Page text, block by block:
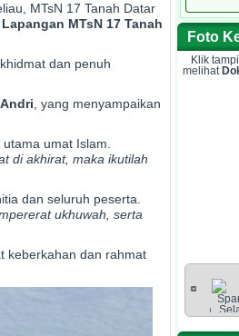
MTsN 17 Tanah Datar
Lapangan MTsN 17 Tanah
dan penuh
, yang menyampaikan
umat Islam.
di akhirat, maka ikutilah
dan seluruh peserta.
ukhuwah, serta
keberkahan dan rahmat
Foto
Klik
melihat